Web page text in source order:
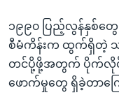
၁၉၉၀ ပြည့်လွန်နှစ်တွ
စီမံကိန်းက ထွက်ရှိတဲ့
တင်ပို့ဖို့အတွက် ပိုက်လိုင်း
ဖောက်မှုတွေ ရှိခဲ့တာက